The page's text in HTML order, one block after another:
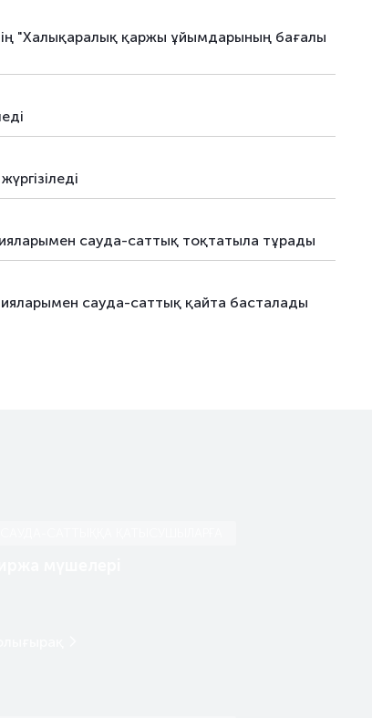
"Халықаралық қаржы ұйымдарының бағалы
сауда-саттық тоқтатыла тұрады
сауда-саттық қайта басталады